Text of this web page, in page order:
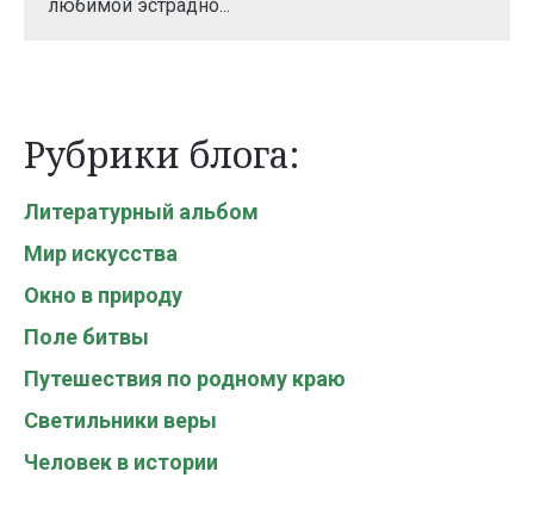
любимой эстрадно...
Рубрики блога:
Литературный альбом
Мир искусства
Окно в природу
Поле битвы
Путешествия по родному краю
Светильники веры
Человек в истории